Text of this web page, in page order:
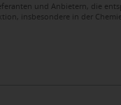
und Anbietern, die
insbesondere in der